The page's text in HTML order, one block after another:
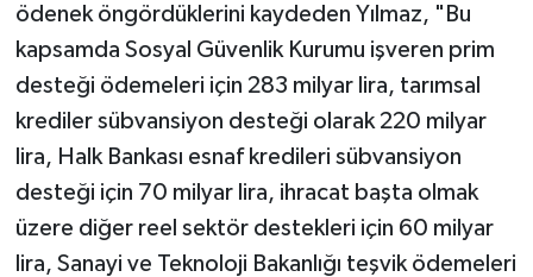
ödenek öngördüklerini kaydeden Yılmaz, "Bu
kapsamda Sosyal Güvenlik Kurumu işveren prim
desteği ödemeleri için 283 milyar lira, tarımsal
krediler sübvansiyon desteği olarak 220 milyar
lira, Halk Bankası esnaf kredileri sübvansiyon
desteği için 70 milyar lira, ihracat başta olmak
üzere diğer reel sektör destekleri için 60 milyar
lira, Sanayi ve Teknoloji Bakanlığı teşvik ödemeleri